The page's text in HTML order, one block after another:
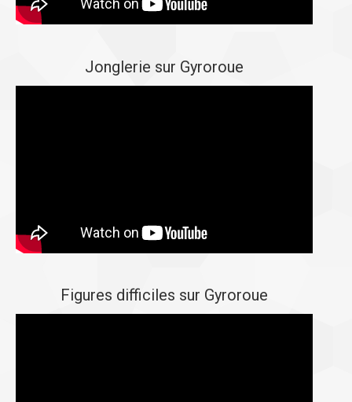
Jonglerie sur Gyroroue
Figures difficiles sur Gyroroue